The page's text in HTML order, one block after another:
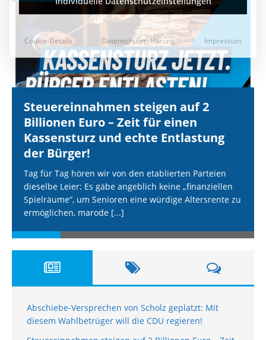
Steuereinnahmen steigen auf 2
Billionen Euro – Zeit für einen
Kassensturz und echte Entlastung
der Bürger!
Tag für Tag hören wir von den etablierten Parteien
dieselbe Leier: Es gäbe angeblich keine „finanziellen
Spielräume“, um Senioren eine würdige Altersrente zu
ermöglichen, marode [...]
Abschiebe-Versprechen von Scholz geplatzt: Mit
diesem Wahlbetrüger will die CDU regieren!